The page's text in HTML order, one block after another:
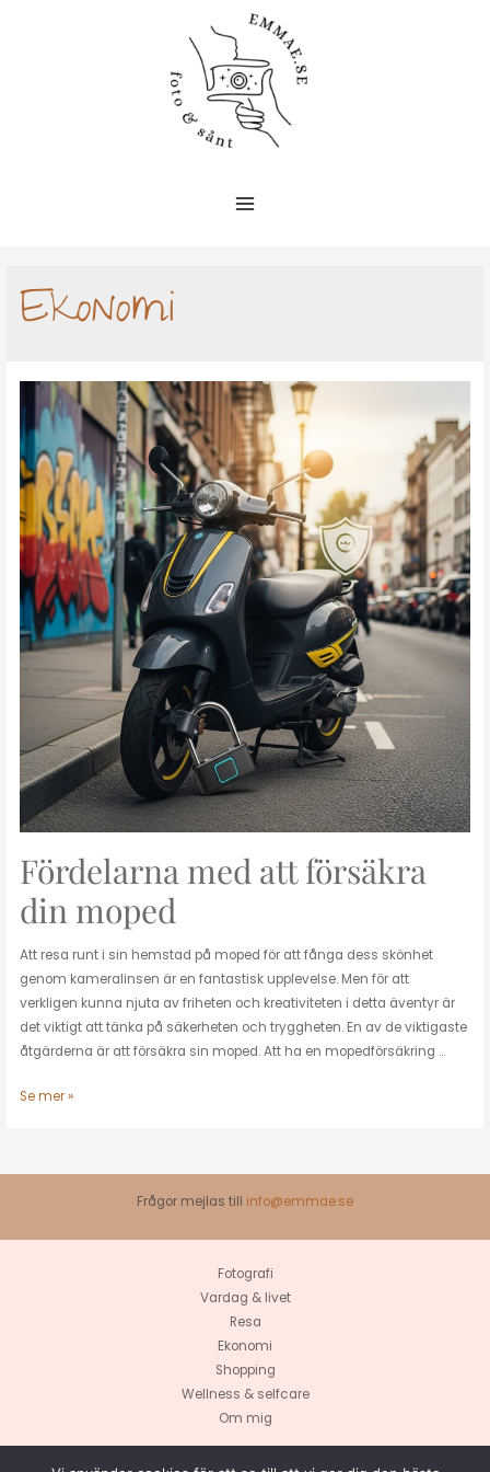
Ekonomi
Fördelarna med att försäkra
din moped
Att resa runt i sin hemstad på moped för att fånga dess skönhet
genom kameralinsen är en fantastisk upplevelse. Men för att
verkligen kunna njuta av friheten och kreativiteten i detta äventyr är
det viktigt att tänka på säkerheten och tryggheten. En av de viktigaste
åtgärderna är att försäkra sin moped. Att ha en mopedförsäkring …
Se mer »
Frågor mejlas till info@emmae.se
Fotografi
Vardag & livet
Resa
Ekonomi
Shopping
Wellness & selfcare
Om mig